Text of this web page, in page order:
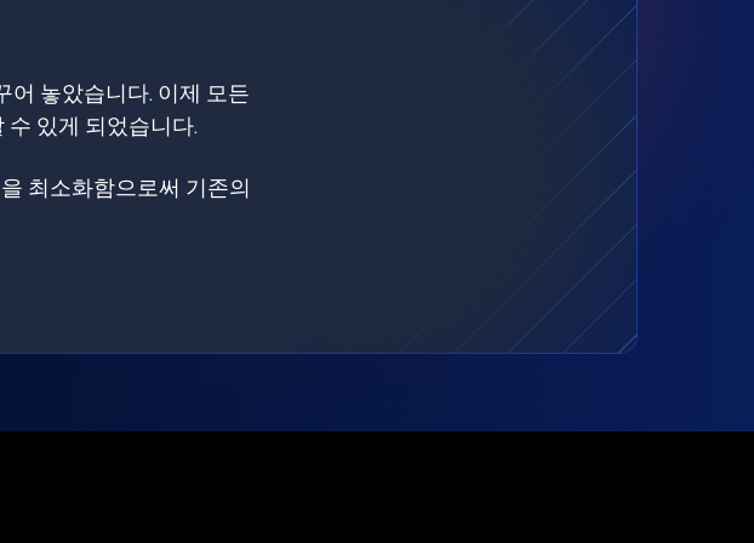
어 놓았습니다. 이제 모든
있게 되었습니다.
최소화함으로써 기존의